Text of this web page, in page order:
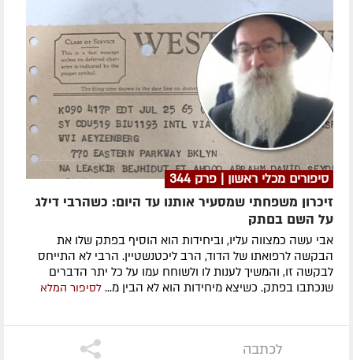
סיפורים מכלי ראשון | פרק 344
זיכרון משפחתי שמסעיר אותנו עד היום: כשהרבי דילג
על השם בםתק
אבי עשה כמצווה עליו, וביחידות הוא הוסיף בפתק שלו את
הבקשה לרפואתו של הדוד, הרב ליכטנשטיין. הרבי לא התייחס
לבקשה זו, והמשיך לענות לו ולשוחח עמו על כל יתר הדברים
שנכתבו בפתק. כשיצא מיחידות הוא לא הבין מ... לסיפור המלא
לכתבה